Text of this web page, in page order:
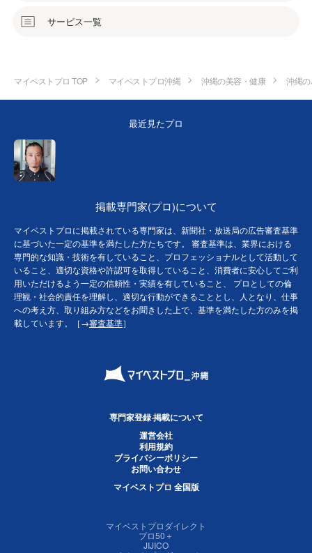
サービス一覧
マイベストプロ TOP マイベストプロ沖縄 沖縄の美容・健康 沖縄
最近見たプロ
掲載専門家(プロ)について
マイベストプロに掲載されている専門家は、新聞社・放送局の広告審査基準
に基づいた一定の基準を満たした方たちです。 審査基準は、業界における
専門的な知識・技術を有していること、プロフェッショナルとして活動して
いること、適切な資格や許認可を取得していること、消費者に安心してご利
用いただけるよう一定の信頼性・実績を有していること、 プロとしての倫
理観・社会的責任を理解し、適切な行動ができることとし、人となり、仕事
への考え方、取り組み方などをお聞きした上で、基準を満たした方のみを掲
載しています。［→審査基準］
専門家登録·掲載について
運営会社
利用規約
プライバシーポリシー
お問い合わせ
マイベストプロ 全国版
マイベストプロダイレクト
プロ50＋
JIJICO